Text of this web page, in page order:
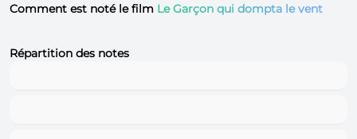
Comment est noté le film Le Garçon qui dompta le vent
Répartition des notes